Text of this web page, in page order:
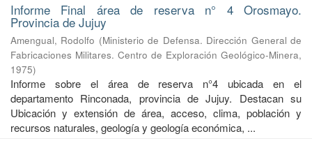
Informe Final área de reserva n° 4 Orosmayo.
Provincia de Jujuy
Amengual, Rodolfo (Ministerio de Defensa. Dirección General de
Fabricaciones Militares. Centro de Exploración Geológico-Minera,
1975)
Informe sobre el área de reserva n°4 ubicada en el
departamento Rinconada, provincia de Jujuy. Destacan su
Ubicación y extensión de área, acceso, clima, población y
recursos naturales, geología y geología económica, ...